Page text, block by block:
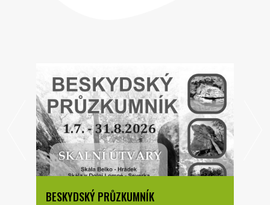
BESKYDSKÝ PRŮZKUMNÍK